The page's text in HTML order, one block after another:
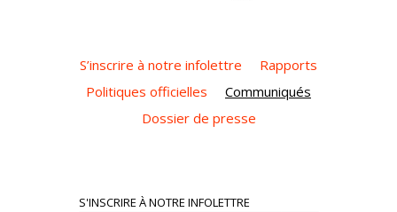
S’inscrire à notre infolettre
Rapports
Politiques officielles
Communiqués
Dossier de presse
S'INSCRIRE À NOTRE INFOLETTRE